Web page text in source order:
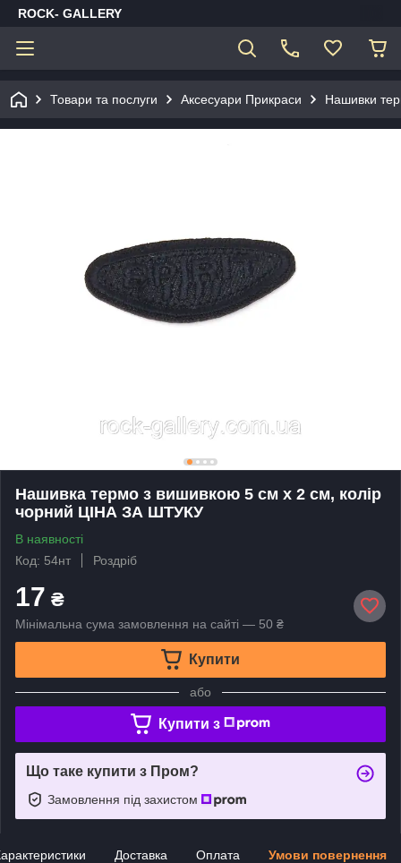
ROCK- GALLERY
Товари та послуги Аксесуари Прикраси Нашивки
Нашивка термо з вишивкою 5 см х 2 см, колір
чорний ЦIНА ЗА ШТУКУ
В наявності
Код: 54нт
Роздріб
17 ₴
Мінімальна сума замовлення на сайті — 50 ₴
Купити
або
Купити з
Що таке купити з Пром?
Замовлення під захистом
Доставка Оплата Умови повернення